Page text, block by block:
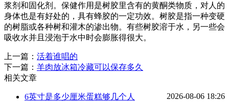
浆剂和固化剂。保健作用是树胶里含有的黄酮类物质，对人的
身体也是有好处的，具有蜂胶的一定功效。树胶是指一种变硬
的树脂或各种树和灌木的渗出物。有些树胶溶于水，另一些会
吸收水并且浸泡于水中时会膨胀得很大。
上一篇： 活着谁唱的
下一篇： 羊肉放冰箱冷藏可以保存多久
相关文章
6英寸是多少厘米蛋糕够几个人
2026-08-06 18:26